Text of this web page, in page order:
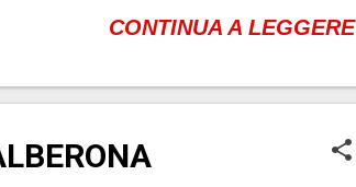
Top: Bergamot, Orange, Lemon,
CONTINUA A LEGGERE